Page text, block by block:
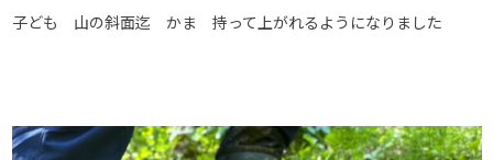
子ども 山の斜面迄 かま 持って上がれるようになりました